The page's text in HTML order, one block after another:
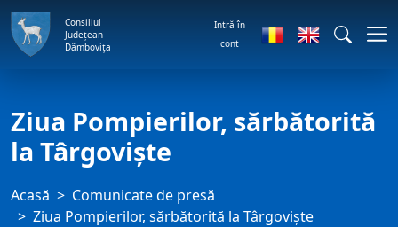
Consiliul
Județean
Dâmbovița
Intră în
cont
Ziua Pompierilor, sărbătorită
la Târgovişte
Acasă
Comunicate de presă
Ziua Pompierilor, sărbătorită la Târgovişte